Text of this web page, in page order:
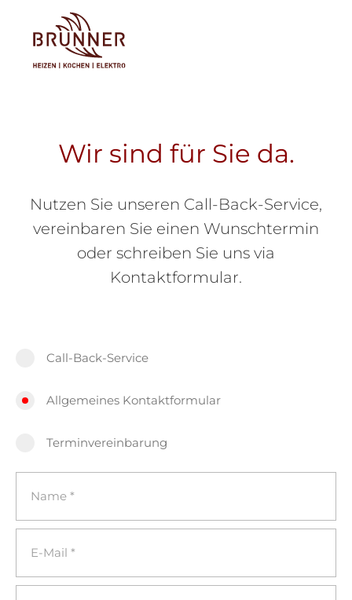
Wir sind für Sie da.
Nutzen Sie unseren Call-Back-Service,
vereinbaren Sie einen Wunschtermin
oder schreiben Sie uns via
Kontaktformular.
Call-Back-Service
Allgemeines Kontaktformular
Terminvereinbarung